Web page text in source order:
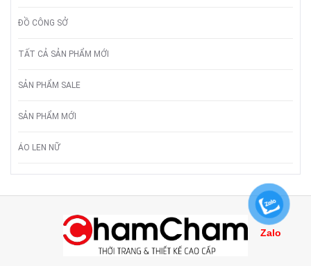
ĐỒ CÔNG SỞ
TẤT CẢ SẢN PHẨM MỚI
SẢN PHẨM SALE
SẢN PHẨM MỚI
ÁO LEN NỮ
Zalo